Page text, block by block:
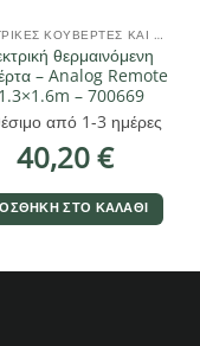
ΗΛΕΚΤΡΙΚΈΣ ΚΟΥΒΈΡΤΕΣ ΚΑΙ ΥΠΟΣΤΡΏΜΑΤΑ
θερμαινόμενη
– Analog Remote
– 700669
από 1-3 ημέρες
40,20€
ΣΤΟ ΚΑΛΆΘΙ